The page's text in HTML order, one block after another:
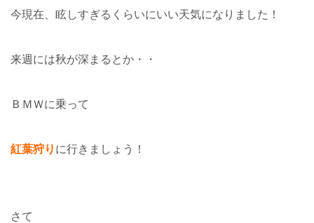
今現在、眩しすぎるくらいにいい天気になりました！
来週には秋が深まるとか・・
ＢＭＷに乗って
紅葉狩り に行きましょう！
さて